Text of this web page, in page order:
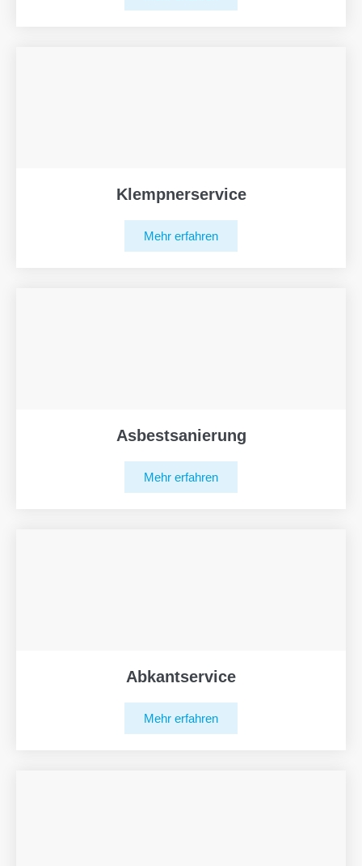
Klempnerservice
Mehr erfahren
Asbestsanierung
Mehr erfahren
Abkantservice
Mehr erfahren